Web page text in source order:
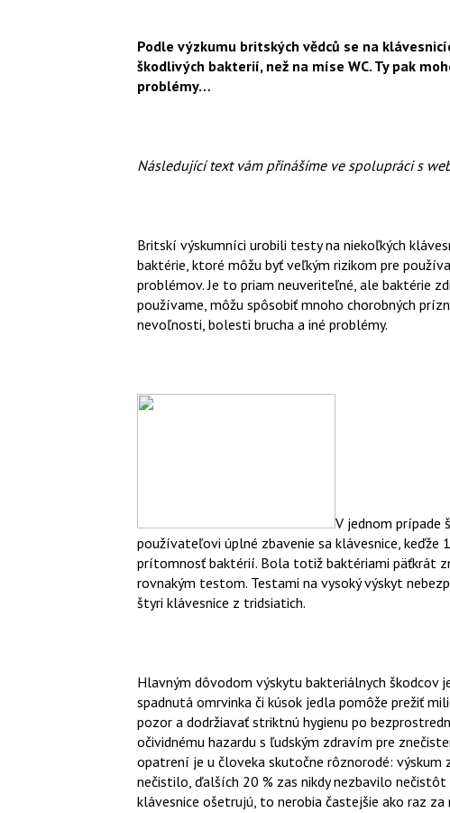
Podle výzkumu britských vědců se na
škodlivých bakterií, než na míse WC. Ty pak
problémy…
Následující text vám přinášíme ve spolupráci s
Britskí výskumníci urobili testy na niekoľkých
baktérie, ktoré môžu byť veľkým rizikom pre
problémov. Je to priam neuveriteľné, ale baktérie
používame, môžu spôsobiť mnoho chorobných
nevoľnosti, bolesti brucha a iné problémy.
V jednom prípade
používateľovi úplné zbavenie sa klávesnice,
prítomnosť baktérií. Bola totiž baktériami päťkrát
rovnakým testom. Testami na vysoký výskyt
štyri klávesnice z tridsiatich.
Hlavným dôvodom výskytu bakteriálnych škodcov
spadnutá omrvinka či kúsok jedla pomôže prežiť
pozor a dodržiavať striktnú hygienu po
očividnému hazardu s ľudským zdravím pre
opatrení je u človeka skutočne rôznorodé:
nečistilo, ďalších 20 % zas nikdy nezbavilo
klávesnice ošetrujú, to nerobia častejšie ako raz za